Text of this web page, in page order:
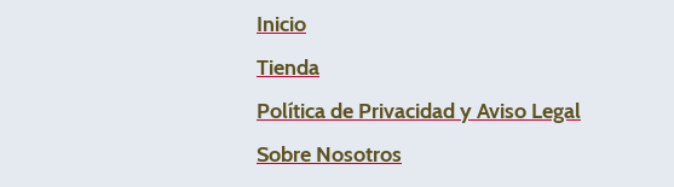
Inicio
Tienda
Política de Privacidad y Aviso Legal
Sobre Nosotros